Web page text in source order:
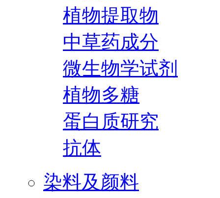
植物提取物
中草药成分
微生物学试剂
植物多糖
蛋白质研究
抗体
染料及颜料